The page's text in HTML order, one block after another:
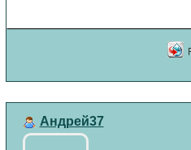
Андрей37